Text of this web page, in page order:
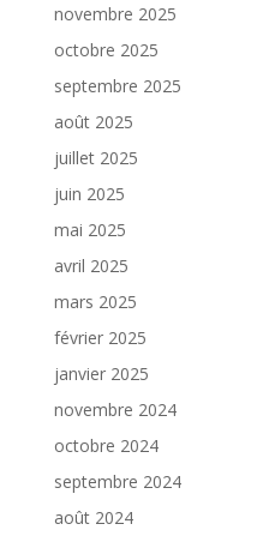
novembre 2025
octobre 2025
septembre 2025
août 2025
juillet 2025
juin 2025
mai 2025
avril 2025
mars 2025
février 2025
janvier 2025
novembre 2024
octobre 2024
septembre 2024
août 2024